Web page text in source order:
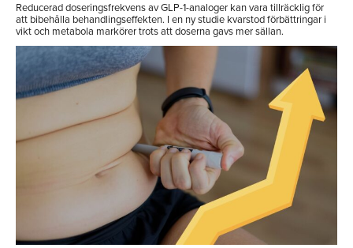
Reducerad doseringsfrekvens av GLP-1-analoger kan vara tillräcklig för
att bibehålla behandlingseffekten. I en ny studie kvarstod förbättringar i
vikt och metabola markörer trots att doserna gavs mer sällan.